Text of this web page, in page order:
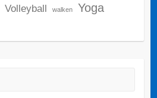
Volleyball walken
Yoga